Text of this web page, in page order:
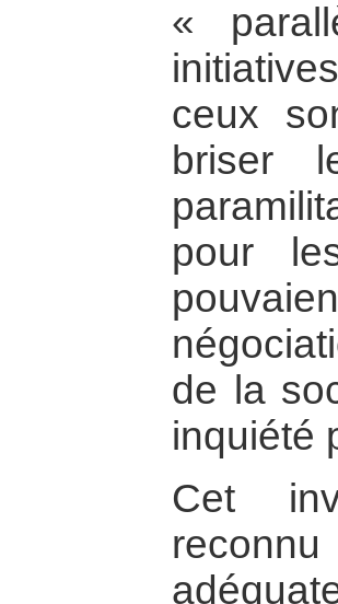
«
ceux
briser
pour
de la
inquiété
Cet